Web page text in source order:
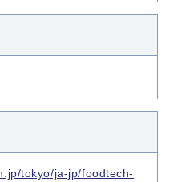
tokyo/ja-jp/foodtech-